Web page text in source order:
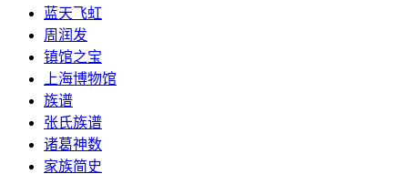
​蓝天飞虹
周润发
镇馆之宝
上海博物馆
族谱
张氏族谱
诸葛神数
家族简史